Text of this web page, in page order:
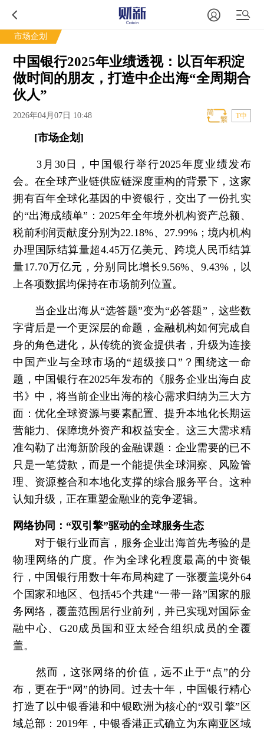
市场企划
中国银行2025年业绩透视：以百年积淀
做时间的朋友，打造中企出海“全周期合
伙人”
2026年04月07日 10:48 T中
[市场企划]
3月30日，中国银行举行2025年度业绩发布
会。在全球产业链供应链深度重构的背景下，这家
拥有百年全球化基因的中资银行，交出了一份扎实
的“出海成绩单”：2025年全年境外机构资产总额、
税前利润贡献度分别为22.18%、27.99%；境内机构
办理国际结算量超4.45万亿美元、跨境人民币结算
量17.70万亿元，分别同比增长9.56%、9.43%，以
上各项数据均保持在市场前列位置。
当企业出海从“选答题”变为“必答题”，这些数
字背后是一个更深层的命题，金融机构如何完成自
身的角色进化，从传统的资金提供者，升级为连接
中国产业与全球市场的“超级接口”？围绕这一命
题，中国银行在2025年发布的《服务企业出海白皮
书》中，将当前企业出海的核心需求归纳为三大方
面：优化全球资源与要素配置、提升本地化长期运
营能力、保障境外资产和权益安全。这三大需求精
准勾勒了出海新阶段的金融课题：企业需要的已不
只是一笔贷款，而是一个能提供全球洞察、风险管
理、资源整合和本地化支撑的综合服务平台。这种
认知升级，正在重塑金融业的竞争逻辑。
网络协同：“双引擎”驱动的全球服务生态
对于银行业而言，服务企业出海首先考验的是
物理网络的广度。作为全球化程度最高的中资银
行，中国银行用数十年布局构建了一张覆盖境外64
个国家和地区、包括45个共建“一带一路”国家的服
务网络，覆盖范围居行业前列，并已实现对国际金
融中心、G20成员国和亚太经合组织成员的全覆
盖。
然而，这张网络的价值，远不止于“点”的分
布，更在于“网”的协同。过去十年，中国银行精心
打造了以中银香港和中银欧洲为核心的“双引擎”区
域总部：2019年，中银香港正式确立为东南亚区域